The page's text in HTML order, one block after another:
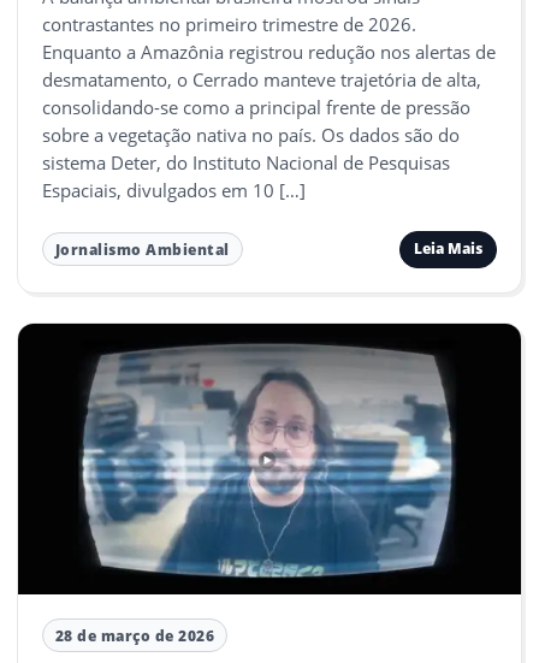
contrastantes no primeiro trimestre de 2026.
Enquanto a Amazônia registrou redução nos alertas de
desmatamento, o Cerrado manteve trajetória de alta,
consolidando-se como a principal frente de pressão
sobre a vegetação nativa no país. Os dados são do
sistema Deter, do Instituto Nacional de Pesquisas
Espaciais, divulgados em 10 […]
Jornalismo Ambiental Leia Mais
28 de março de 2026